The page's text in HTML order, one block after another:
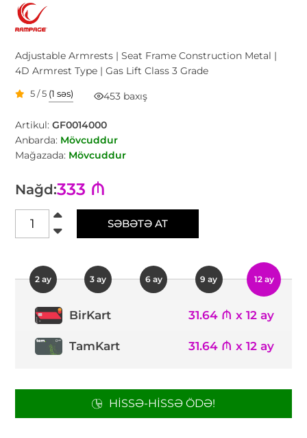
Adjustable Armrests | Seat Frame Construction Metal |
4D Armrest Type | Gas Lift Class 3 Grade
5 / 5 (1 səs) 453 baxış
Artikul:GF0014000
Anbarda: Mövcuddur
Mağazada: Mövcuddur
Nağd:333 ₼
SƏBƏTƏ AT
2 ay 3 ay 6 ay 9 ay 12 ay
BirKart 31.64 ₼ x 12 ay
TamKart 31.64 ₼ x 12 ay
HISSƏ-HISSƏ ÖDƏ!